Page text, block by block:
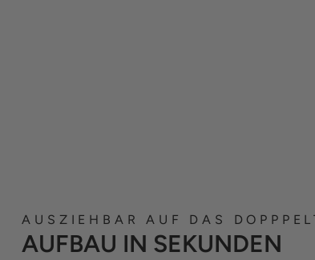
AUSZIEHBAR AUF DAS
AUFBAU IN SEKUNDEN